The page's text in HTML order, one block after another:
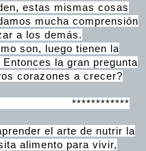
estas mismas cosas
mucha comprensión
a los demás.
son, luego tienen la
la gran pregunta
corazones a crecer?
el arte de nutrir la
alimento para vivir,